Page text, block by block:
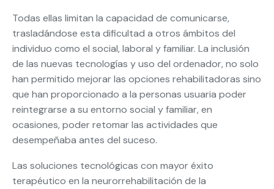
Todas ellas limitan la capacidad de comunicarse,
trasladándose esta dificultad a otros ámbitos del
individuo como el social, laboral y familiar. La inclusión
de las nuevas tecnologías y uso del ordenador, no solo
han permitido mejorar las opciones rehabilitadoras sino
que han proporcionado a la personas usuaria poder
reintegrarse a su entorno social y familiar, en
ocasiones, poder retomar las actividades que
desempeñaba antes del suceso.
Las soluciones tecnológicas con mayor éxito
terapéutico en la neurorrehabilitación de la